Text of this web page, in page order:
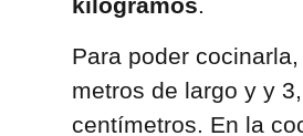
kilogramos.
Para poder
metros de largo y y
centímetros. En la